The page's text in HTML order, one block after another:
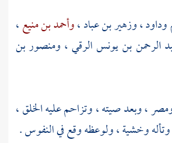
وداود،وزهير بن عباد،وأحمد بن منيع،
الرحمن بن يونس الرقي، ومنصور بن
، وبعد صيته ، وتزاحم عليه الخلق ،
وخشية ، ولوعظه وقع في النفوس .